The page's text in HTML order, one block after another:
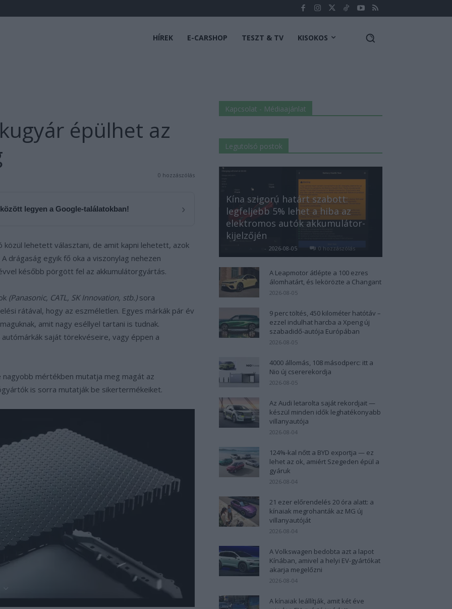
HÍREK E-CARSHOP TESZT & TV KISOKOS
épülhet az
0 hozzászólás
legyen a Google-találatokban! ›
lehetett választani, de amit kapni lehetett, azok
drágaság egyik fő oka a viszonylag nehezen
később pörgött fel az akkumulátorgyártás.
(Panasonic, CATL, SK Innovation, stb.)sora
rátával, hogy az eszméletlen. Egyes márkák pár év
amit nagy eséllyel tartani is tudnak.
saját törekvéseire, vagy éppen a
nagyobb mértékben mutatja meg magát az
is sorra mutatják be sikertermékeiket.
Kapcsolat - Médiaajánlat
Legutolsó postok
Kína szigorú határt szabott:
legfeljebb 5% lehet a hiba az
elektromos autók akkumulátor-
kijelzőjén
- 2026-08-05 0 hozzászólás
A Leapmotor átlépte a 100 ezres
álomhatárt, és lekörözte a Changant
2026-08-05
9 perc töltés, 450 kilométer hatótáv –
ezzel indulhat harcba a Xpeng új
szabadidő-autója Európában
2026-08-05
4000 állomás, 108 másodperc: itt a
Nio új csererekordja
2026-08-05
Az Audi letarolta saját rekordjait —
készül minden idők leghatékonyabb
villanyautója
2026-08-04
124%-kal nőtt a BYD exportja — ez
lehet az ok, amiért Szegeden épül a
gyáruk
2026-08-04
21 ezer előrendelés 20 óra alatt: a
kínaiak megrohanták az MG új
villanyautóját
2026-08-04
A Volkswagen bedobta azt a lapot
Kínában, amivel a helyi EV-gyártókat
akarja megelőzni
2026-08-04
A kínaiak leállítják, amit két éve